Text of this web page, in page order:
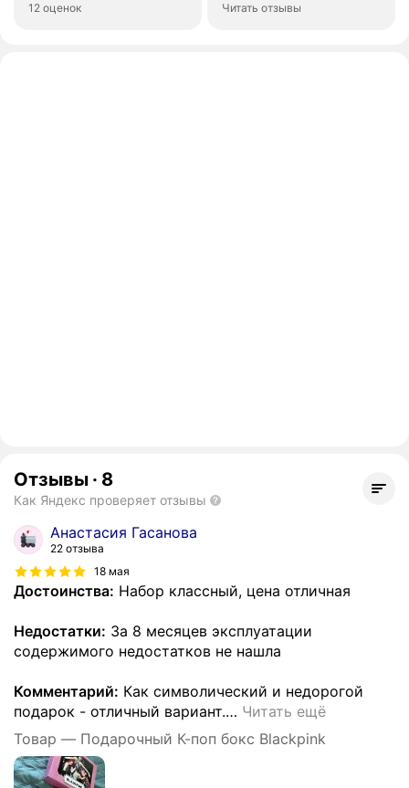
12 оценок Читать отзывы
Отзывы · 8
Как Яндекс проверяет отзывы
Анастасия Гасанова
22 отзыва
18 мая
Достоинства: Набор классный, цена отличная
Недостатки: За 8 месяцев эксплуатации
содержимого недостатков не нашла
Комментарий: Как символический и недорогой
подарок - отличный вариант.… Читать ещё
Товар — Подарочный К-поп бокс Blackpink